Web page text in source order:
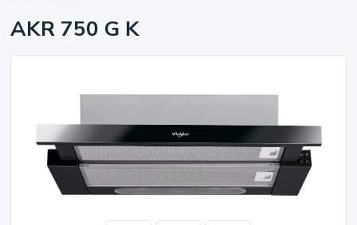
AKR 750 G K